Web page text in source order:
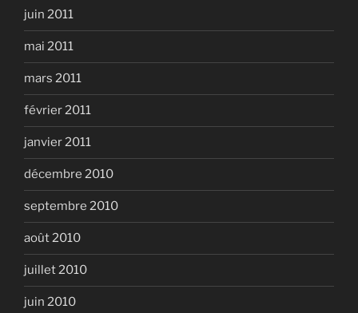
juin 2011
mai 2011
mars 2011
février 2011
janvier 2011
décembre 2010
septembre 2010
août 2010
juillet 2010
juin 2010